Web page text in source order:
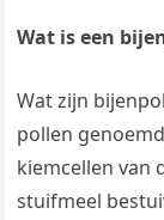
Wat is een
Wat zijn
pollen
kiemcellen van
stuifmeel